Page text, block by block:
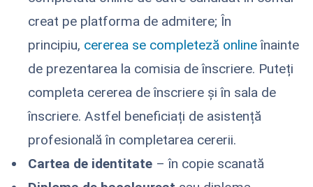
creat pe platforma de admitere; În
principiu, cererea se completeză onlineînainte
de prezentarea la comisia de înscriere. Puteți
completa cererea de înscriere și în sala de
înscriere. Astfel beneficiați de asistență
profesională în completarea cererii.
Cartea de identitate – în copie scanată